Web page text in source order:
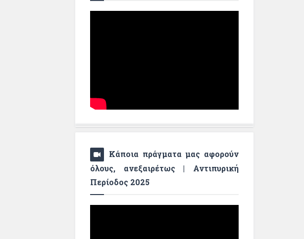
Κάποια πράγματα μας αφορούν
όλους, ανεξαιρέτως | Αντιπυρική
Περίοδος 2025